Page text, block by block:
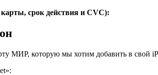
срок действия и CVC):
МИР, которую мы хотим добавить в свой